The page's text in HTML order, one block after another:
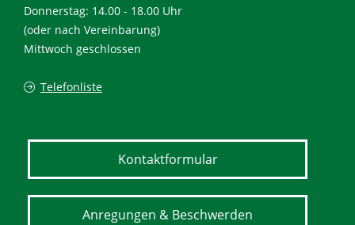
Donnerstag: 14.00 - 18.00 Uhr
(oder nach Vereinbarung)
Mittwoch geschlossen
Telefonliste
Kontaktformular
Anregungen & Beschwerden